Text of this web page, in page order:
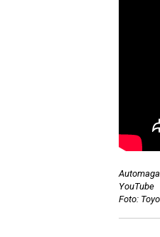
YouTube
Foto: